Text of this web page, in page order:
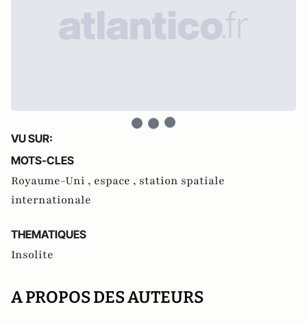
VU SUR:
MOTS-CLES
Royaume-Uni , espace , station spatiale
internationale
THEMATIQUES
Insolite
A PROPOS DES AUTEURS